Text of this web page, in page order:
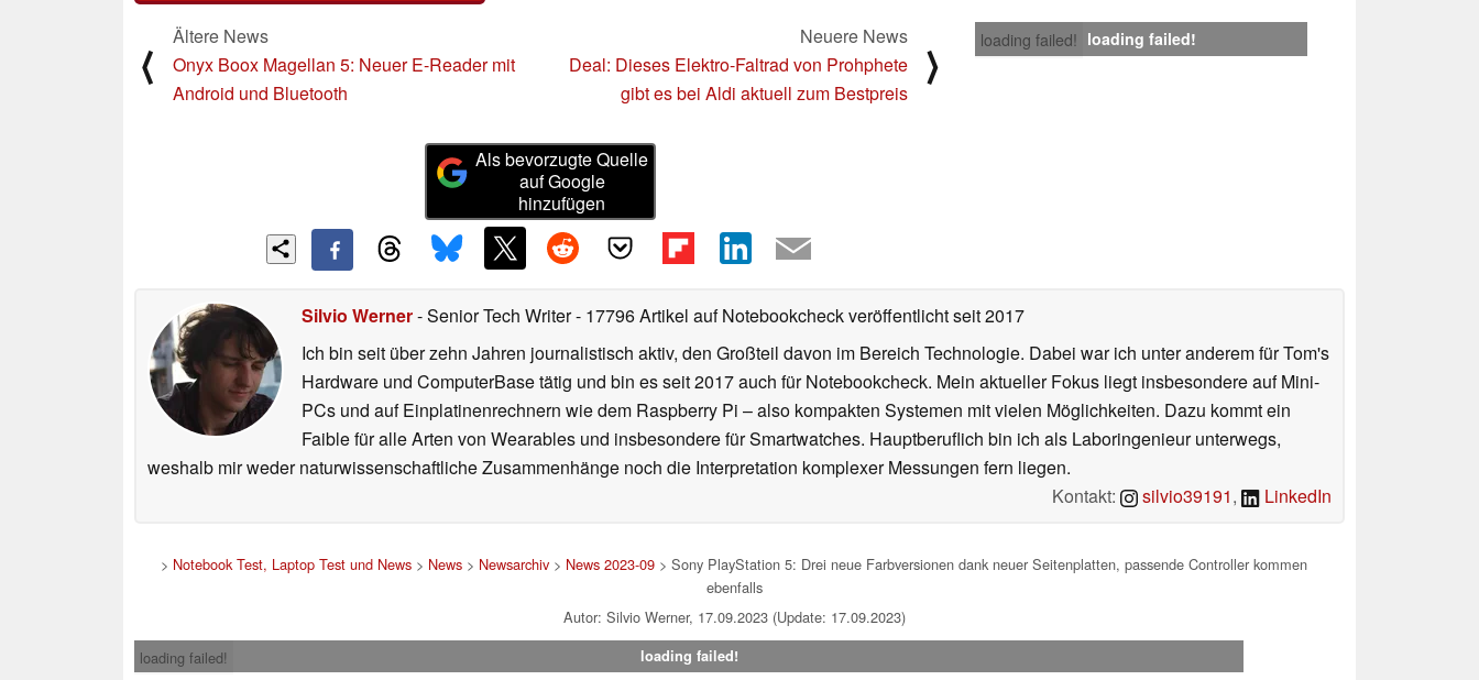
loading failed! loading failed!
⟨
Ältere News
Onyx Boox Magellan 5: Neuer E-Reader mit
Android und Bluetooth
Neuere News
Deal: Dieses Elektro-Faltrad von Prohphete
gibt es bei Aldi aktuell zum Bestpreis
⟩
Als bevorzugte Quelle
auf Google
hinzufügen
Silvio Werner- Senior Tech Writer- 17796 Artikel auf Notebookcheck veröffentlichtseit 2017
Ich bin seit über zehn Jahren journalistisch aktiv, den Großteil davon im Bereich Technologie. Dabei war ich unter anderem für Tom's
Hardware und ComputerBase tätig und bin es seit 2017 auch für Notebookcheck. Mein aktueller Fokus liegt insbesondere auf Mini-
PCs und auf Einplatinenrechnern wie dem Raspberry Pi – also kompakten Systemen mit vielen Möglichkeiten. Dazu kommt ein
Faible für alle Arten von Wearables und insbesondere für Smartwatches. Hauptberuflich bin ich als Laboringenieur unterwegs,
weshalb mir weder naturwissenschaftliche Zusammenhänge noch die Interpretation komplexer Messungen fern liegen.
Kontakt:
silvio39191, LinkedIn
> Notebook Test, Laptop Test und News > News > Newsarchiv > News 2023-09 > Sony PlayStation 5: Drei neue Farbversionen dank neuer Seitenplatten, passende Controller kommen
ebenfalls
Autor: Silvio Werner, 17.09.2023 (Update: 17.09.2023)
loading failed!
loading failed!